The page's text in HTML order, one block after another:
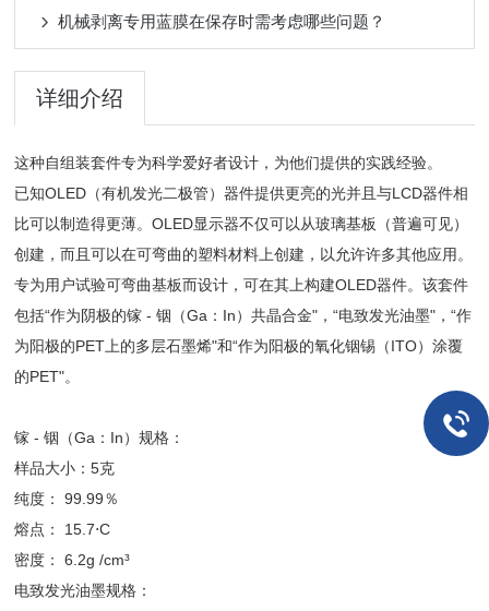
机械剥离专用蓝膜在保存时需考虑哪些问题？
详细介绍
这种自组装套件专为科学爱好者设计，为他们提供的实践经验。
已知OLED（有机发光二极管）器件提供更亮的光并且与LCD器件相
比可以制造得更薄。OLED显示器不仅可以从玻璃基板（普遍可见）
创建，而且可以在可弯曲的塑料材料上创建，以允许许多其他应用。
专为用户试验可弯曲基板而设计，可在其上构建OLED器件。该套件
包括“作为阴极的镓 - 铟（Ga：In）共晶合金"，“电致发光油墨"，“作
为阳极的PET上的多层石墨烯"和“作为阳极的氧化铟锡（ITO）涂覆
的PET"。
镓 - 铟（Ga：In）规格：
样品大小：5克
纯度： 99.99％
熔点： 15.7⋅C
密度： 6.2g /cm³
电致发光油墨规格：